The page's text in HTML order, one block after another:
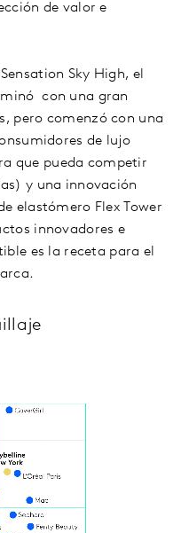
de valor e
Sky High, el
con una gran
pero comenzó con una
de lujo
que pueda competir
y una innovación
elastómero Flex Tower
innovadores e
es la receta para el